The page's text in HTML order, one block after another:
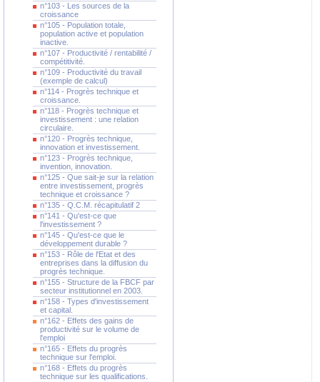
n°103 - Les sources de la
croissance
n°105 - Population totale,
population active et population
inactive.
n°107 - Productivité / rentabilité /
compétitivité.
n°109 - Productivité du travail
(exemple de calcul)
n°114 - Progrès technique et
croissance.
n°118 - Progrès technique et
investissement : une relation
circulaire.
n°120 - Progrès technique,
innovation et investissement.
n°123 - Progrès technique,
invention, innovation.
n°125 - Que sait-je sur la relation
entre investissement, progrès
technique et croissance ?
n°135 - Q.C.M. récapitulatif 2
n°141 - Qu'est-ce que
l'investissement ?
n°145 - Qu'est-ce que le
développement durable ?
n°153 - Rôle de l'Etat et des
entreprises dans la diffusion du
progrès technique.
n°155 - Structure de la FBCF par
secteur institutionnel en 2003.
n°158 - Types d'investissement
et capital.
n°162 - Effets des gains de
productivité sur le volume de
l'emploi
n°165 - Effets du progrès
technique sur l'emploi.
n°168 - Effets du progrès
technique sur les qualifications.